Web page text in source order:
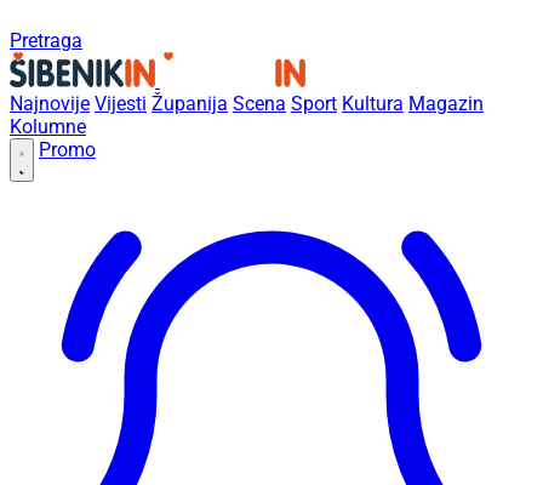
Pretraga
Najnovije Vijesti Županija Scena Sport Kultura Magazin
Kolumne
Promo